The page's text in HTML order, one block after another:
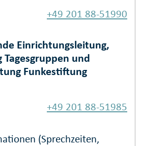
+49 201 88-51990
Einrichtungsleitung,
Tagesgruppen und
Funkestiftung
+49 201 88-51985
(Sprechzeiten,